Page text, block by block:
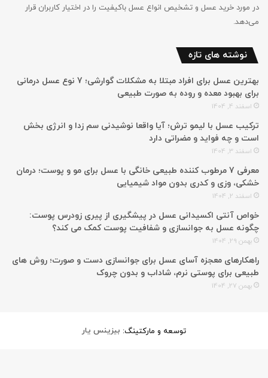
در مورد خرید عسل و تشخیص انواع عسل باکیفیت را در اختیار کاربران قرار
می‌دهد.
نوشته های تازه
بهترین عسل برای افراد مبتلا به مشکلات گوارشی؛ 7 نوع عسل درمانی
برای بهبود معده و روده به صورت طبیعی
اسفند 4, 1404
ترکیب عسل با لیمو ترش؛ آیا واقعا نوشیدنی سم زدا و انرژی بخش
است و چه فواید و مضراتی دارد
اسفند 3, 1404
معرفی 7 مرطوب کننده طبیعی خانگی با عسل برای مو و پوست؛ درمان
خشکی، وزی و کدری بدون مواد شیمیایی
اسفند 2, 1404
خواص آنتی اکسیدانی عسل در پیشگیری از پیری زودرس پوست:
چگونه عسل به جوانسازی و شفافیت پوست کمک می کند؟
بهمن 29, 1404
راهکارهای معجزه آسای عسل برای جوانسازی دست و صورت؛ روش های
طبیعی برای پوستی نرم، شاداب و بدون چروک
بهمن 27, 1404
توسعه و مارکتینگ: بیزینس یار